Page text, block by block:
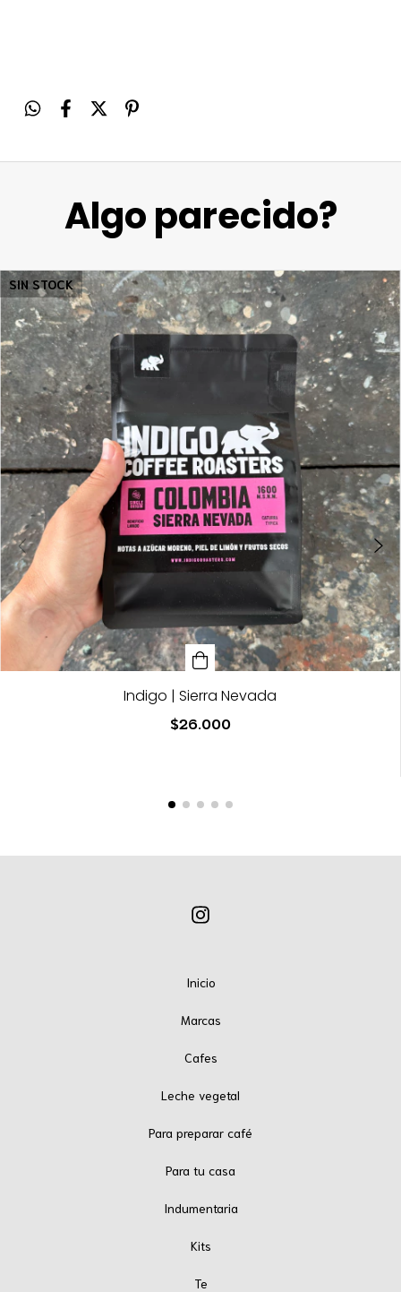
Algo parecido?
SIN STOCK
Indigo | Sierra Nevada
$26.000
Inicio
Marcas
Cafes
Leche vegetal
Para preparar café
Para tu casa
Indumentaria
Kits
Te